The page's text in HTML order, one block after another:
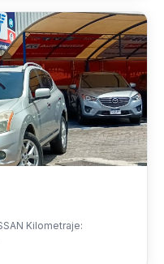
Kilometraje: